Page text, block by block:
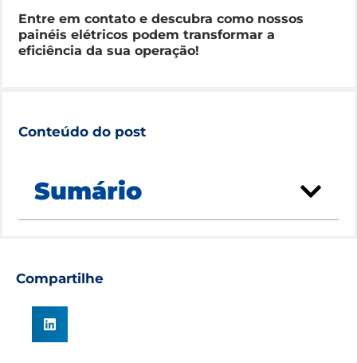
Entre em contato e descubra como nossos
painéis elétricos podem transformar a
eficiência da sua operação!
Conteúdo do post
Sumário
Compartilhe